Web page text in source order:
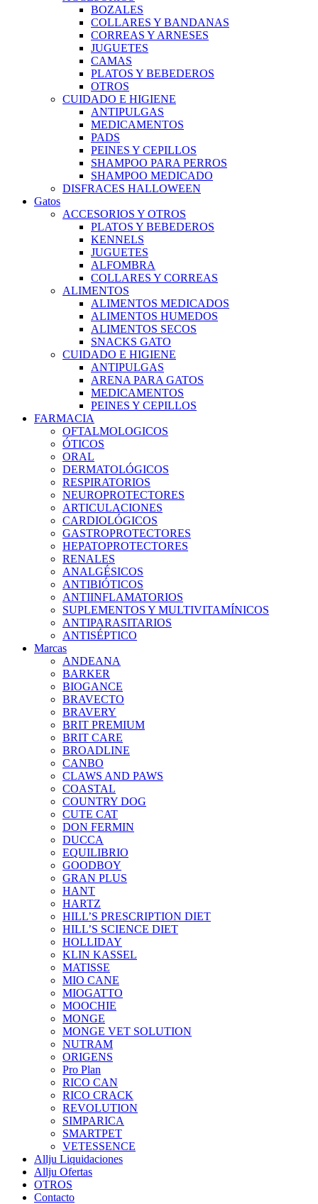
BOZALES
COLLARES Y BANDANAS
CORREAS Y ARNESES
JUGUETES
CAMAS
PLATOS Y BEBEDEROS
OTROS
CUIDADO E HIGIENE
ANTIPULGAS
MEDICAMENTOS
PADS
PEINES Y CEPILLOS
SHAMPOO PARA PERROS
SHAMPOO MEDICADO
DISFRACES HALLOWEEN
Gatos
ACCESORIOS Y OTROS
PLATOS Y BEBEDEROS
KENNELS
JUGUETES
ALFOMBRA
COLLARES Y CORREAS
ALIMENTOS
ALIMENTOS MEDICADOS
ALIMENTOS HUMEDOS
ALIMENTOS SECOS
SNACKS GATO
CUIDADO E HIGIENE
ANTIPULGAS
ARENA PARA GATOS
MEDICAMENTOS
PEINES Y CEPILLOS
FARMACIA
OFTALMOLOGICOS
ÓTICOS
ORAL
DERMATOLÓGICOS
RESPIRATORIOS
NEUROPROTECTORES
ARTICULACIONES
CARDIOLÓGICOS
GASTROPROTECTORES
HEPATOPROTECTORES
RENALES
ANALGÉSICOS
ANTIBIÓTICOS
ANTIINFLAMATORIOS
SUPLEMENTOS Y MULTIVITAMÍNICOS
ANTIPARASITARIOS
ANTISÉPTICO
Marcas
ANDEANA
BARKER
BIOGANCE
BRAVECTO
BRAVERY
BRIT PREMIUM
BRIT CARE
BROADLINE
CANBO
CLAWS AND PAWS
COASTAL
COUNTRY DOG
CUTE CAT
DON FERMIN
DUCCA
EQUILIBRIO
GOODBOY
GRAN PLUS
HANT
HARTZ
HILL’S PRESCRIPTION DIET
HILL’S SCIENCE DIET
HOLLIDAY
KLIN KASSEL
MATISSE
MIO CANE
MIOGATTO
MOOCHIE
MONGE
MONGE VET SOLUTION
NUTRAM
ORIGENS
Pro Plan
RICO CAN
RICO CRACK
REVOLUTION
SIMPARICA
SMARTPET
VETESSENCE
Allju Liquidaciones
Allju Ofertas
OTROS
Contacto